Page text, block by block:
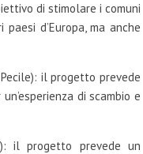
di stimolare i comuni
d’Europa, ma anche
il progetto prevede
di scambio e
il progetto prevede un